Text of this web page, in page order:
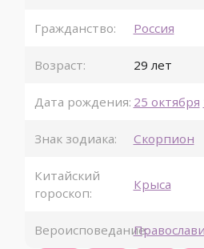
Гражданство: Россия
Возраст: 29 лет
Дата рождения: 25 октября
Знак зодиака: Скорпион
Китайский
гороскоп:
Крыса
Вероисповедание: